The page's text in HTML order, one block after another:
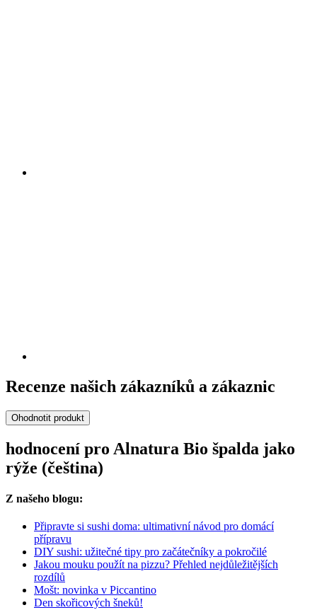
Recenze našich zákazníků a zákaznic
Ohodnotit produkt
hodnocení pro Alnatura Bio špalda jako
rýže (čeština)
Z našeho blogu:
Připravte si sushi doma: ultimativní návod pro domácí
přípravu
DIY sushi: užitečné tipy pro začátečníky a pokročilé
Jakou mouku použít na pizzu? Přehled nejdůležitějších
rozdílů
Mošt: novinka v Piccantino
Den skořicových šneků!